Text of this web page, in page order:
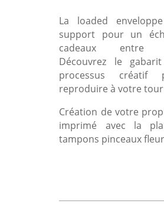
La loaded
support pour un
cadeaux entre
Découvrez le
processus créatif
reproduire à votre
Création de votre
imprimé avec la
tampons pinceaux